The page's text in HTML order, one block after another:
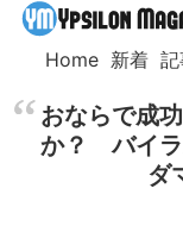
Home 新着
おならで成
か？ バイラ
ダ